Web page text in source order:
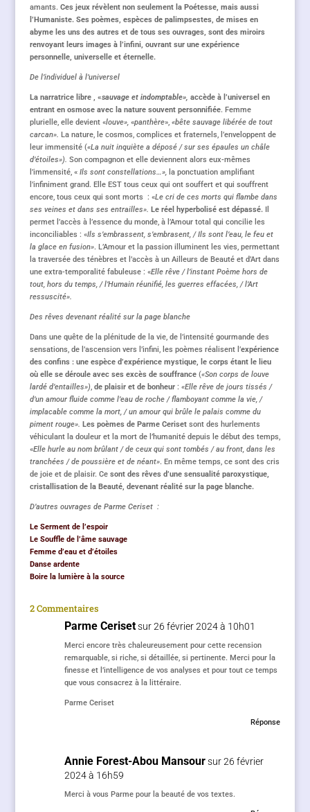
amants. Ces jeux révèlent non seulement la Poétesse, mais aussi
l’Humaniste. Ses poèmes, espèces de palimpsestes, de mises en
abyme les uns des autres et de tous ses ouvrages, sont des miroirs
renvoyant leurs images à l’infini, ouvrant sur une expérience
personnelle, universelle et éternelle.
De l’individuel à l’universel
La narratrice libre , «sauvage et indomptable», accède à l’universel en
entrant en osmose avec la nature souvent personnifiée. Femme
plurielle, elle devient «louve», «panthère», «bête sauvage libérée de tout
carcan». La nature, le cosmos, complices et fraternels, l’enveloppent de
leur immensité («La nuit inquiète a déposé / sur ses épaules un châle
d’étoiles»). Son compagnon et elle deviennent alors eux-mêmes
l’immensité, « Ils sont constellations…», la ponctuation amplifiant
l’infiniment grand. Elle EST tous ceux qui ont souffert et qui souffrent
encore, tous ceux qui sont morts : «Le cri de ces morts qui flambe dans
ses veines et dans ses entrailles». Le réel hyperbolisé est dépassé.Il
permet l’accès à l’essence du monde, à l’Amour total qui concilie les
inconciliables : «Ils s’embrassent, s’embrasent, / Ils sont l’eau, le feu et
la glace en fusion». L’Amour et la passion illuminent les vies, permettant
la traversée des ténèbres et l’accès à un Ailleurs de Beauté et d’Art dans
une extra-temporalité fabuleuse : «Elle rêve / l’instant Poème hors de
tout, hors du temps, / l’Humain réunifié, les guerres effacées, / l’Art
ressuscité».
Des rêves devenant réalité sur la page blanche
Dans une quête de la plénitude de la vie, de l’intensité gourmande des
sensations, de l’ascension vers l’infini, les poèmes réalisent l’expérience
des confins : une espèce d’expérience mystique, le corps étant le lieu
où elle se déroule avec ses excès de souffrance («Son corps de louve
lardé d’entailles»), de plaisir et de bonheur: «Elle rêve de jours tissés /
d’un amour fluide comme l’eau de roche / flamboyant comme la vie, /
implacable comme la mort, / un amour qui brûle le palais comme du
piment rouge». Les poèmes de Parme Cerisetsont des hurlements
véhiculant la douleur et la mort de l’humanité depuis le début des temps,
«Elle hurle au nom brûlant / de ceux qui sont tombés / au front, dans les
tranchées / de poussière et de néant». En même temps, ce sont des cris
de joie et de plaisir. Ce sont des rêves d’une sensualité paroxystique,
cristallisation de la Beauté, devenant réalité sur la page blanche.
D’autres ouvrages de Parme Ceriset :
Le Serment de l’espoir
Le Souffle de l’âme sauvage
Femme d’eau et d’étoiles
Danse ardente
Boire la lumière à la source
2 Commentaires
Parme Ceriset sur 26 février 2024 à 10h01
Merci encore très chaleureusement pour cette recension
remarquable, si riche, si détaillée, si pertinente. Merci pour la
finesse et l’intelligence de vos analyses et pour tout ce temps
que vous consacrez à la littéraire.
Parme Ceriset
Réponse
Annie Forest-Abou Mansour sur 26 février
2024 à 16h59
Merci à vous Parme pour la beauté de vos textes.